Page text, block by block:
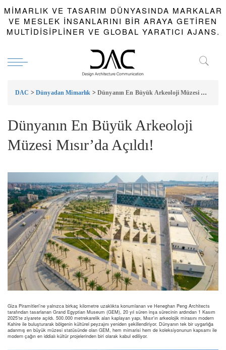
MIMARLIK VE TASARIM DÜNYASINDA MARKALAR
VE MESLEK INSANLARINI BIR ARAYA GETIREN
MULTIDISIPLINER VE GLOBAL YARATICI AJANS.
DAC > Dünyadan Mimarlık > Dünyanın En Büyük Arkeoloji Müzesi Mısır’da Açıldı!
Dünyanın En Büyük Arkeoloji
Müzesi Mısır’da Açıldı!
Giza Piramitleri’ne yalnızca birkaç kilometre uzaklıkta konumlanan ve Heneghan Peng Architects
tarafından tasarlanan Grand Egyptian Museum (GEM), 20 yıl süren inşa sürecinin ardından 1 Kasım
2025’te ziyarete açıldı. 500.000 metrekarelik alan kaplayan yapı, Mısır’ın arkeolojik mirasını modern
Kahire ile buluşturarak bölgenin kültürel peyzajını yeniden şekillendiriyor. Dünyanın tek bir uygarlığa
adanmış en büyük müzesi statüsünde olan GEM, hem mimarisi hem de koleksiyonunun kapsamı ile
modern çağın en iddialı kültür projelerinden biri olarak kabul ediliyor.